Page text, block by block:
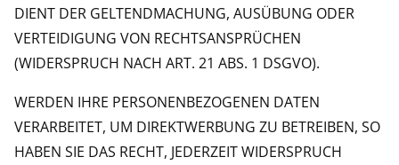
DIENT DER GELTENDMACHUNG, AUSÜBUNG ODER
VERTEIDIGUNG VON RECHTSANSPRÜCHEN
(WIDERSPRUCH NACH ART. 21 ABS. 1 DSGVO).
WERDEN IHRE PERSONENBEZOGENEN DATEN
VERARBEITET, UM DIREKTWERBUNG ZU BETREIBEN, SO
HABEN SIE DAS RECHT, JEDERZEIT WIDERSPRUCH